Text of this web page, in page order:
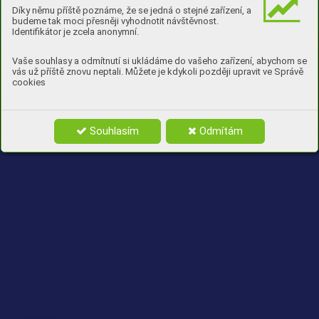
Díky němu příště poznáme, že se jedná o stejné zařízení, a
budeme tak moci přesněji vyhodnotit návštěvnost.
Identifikátor je zcela anonymní.
Vaše souhlasy a odmítnutí si ukládáme do vašeho zařízení, abychom se
vás už příště znovu neptali. Můžete je kdykoli později upravit ve Správě
cookies
Souhlasím Odmítám